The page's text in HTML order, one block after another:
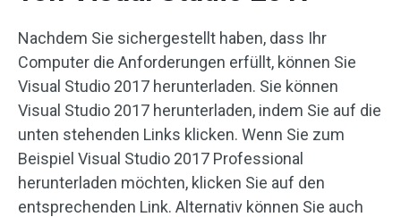
Nachdem Sie sichergestellt haben, dass Ihr
Computer die Anforderungen erfüllt, können Sie
Visual Studio 2017 herunterladen. Sie können
Visual Studio 2017 herunterladen, indem Sie auf die
unten stehenden Links klicken. Wenn Sie zum
Beispiel Visual Studio 2017 Professional
herunterladen möchten, klicken Sie auf den
entsprechenden Link. Alternativ können Sie auch